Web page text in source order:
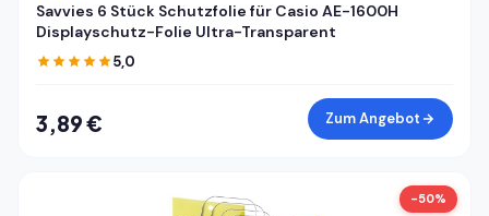
Savvies 6 Stück Schutzfolie für Casio AE-1600H
Displayschutz-Folie Ultra-Transparent
5,0
3,89 € Zum Angebot
-50%